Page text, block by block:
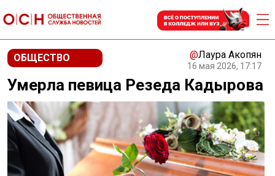
ОБЩЕСТВО @Лаура Акопян
16 мая 2026, 17:17
Умерла певица Резеда Кадырова